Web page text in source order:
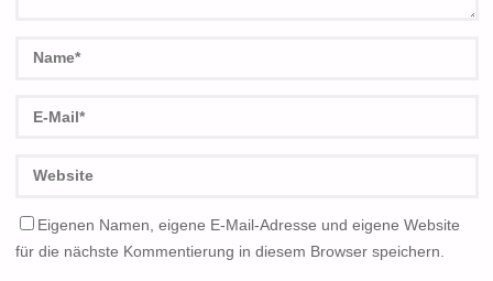
Eigenen Namen, eigene E-Mail-Adresse und eigene Website
für die nächste Kommentierung in diesem Browser speichern.